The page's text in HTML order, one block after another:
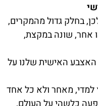
בחלק גדול מהמקרים,
אחר, שונה במקצת,
האצבע האישית שלנו על
למדי, מאחר ולא כל אחד